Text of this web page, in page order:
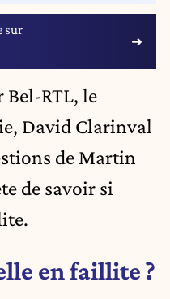
sur
RTL, le
David Clarinval
de Martin
de savoir si
en faillite ?